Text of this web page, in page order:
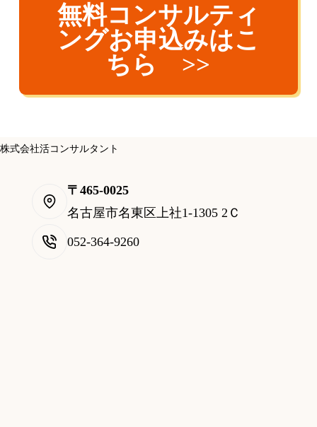
無料コンサルティ
ングお申込みはこ
ちら >>
株式会社活コンサルタント
〒465-0025
名古屋市名東区上社1-1305 2Ｃ
052-364-9260